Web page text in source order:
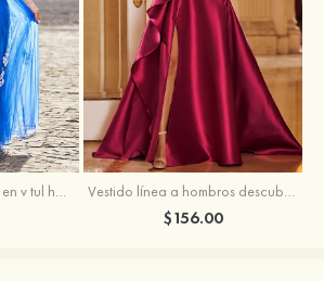
Vestido línea a escote en v tul hasta el suelo vestido de graduación Vestido línea a hombros descubiertos satén barrer tren vestido de graduación
$156.00